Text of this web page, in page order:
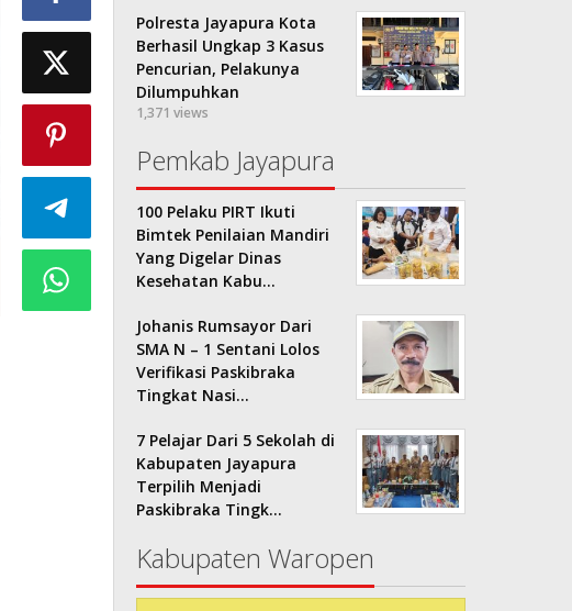
Polresta Jayapura Kota
Berhasil Ungkap 3 Kasus
Pencurian, Pelakunya
Dilumpuhkan
1,371 views
Pemkab Jayapura
100 Pelaku PIRT Ikuti
Bimtek Penilaian Mandiri
Yang Digelar Dinas
Kesehatan Kabu…
Johanis Rumsayor Dari
SMA N – 1 Sentani Lolos
Verifikasi Paskibraka
Tingkat Nasi…
7 Pelajar Dari 5 Sekolah di
Kabupaten Jayapura
Terpilih Menjadi
Paskibraka Tingk…
Kabupaten Waropen